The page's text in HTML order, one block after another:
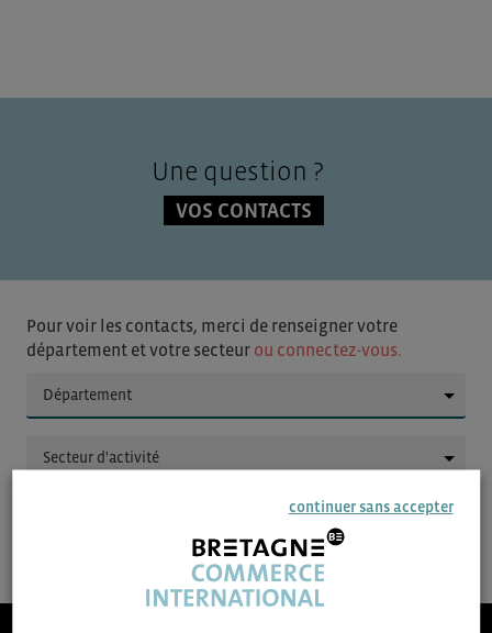
Une question ?
VOS CONTACTS
Pour voir les contacts, merci de renseigner votre
département et votre secteur ou connectez-vous.
▼
SAUVEGARDER
continuer sans accepter